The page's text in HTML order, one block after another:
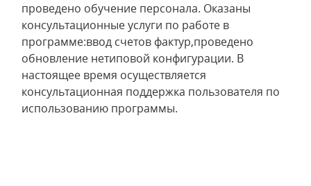
проведено обучение персонала. Оказаны
консультационные услуги по работе в
программе:ввод счетов фактур,проведено
обновление нетиповой конфигурации. В
настоящее время осуществляется
консультационная поддержка пользователя по
использованию программы.